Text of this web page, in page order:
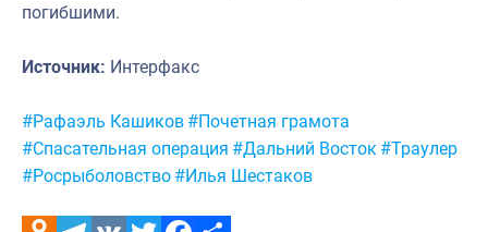
погибшими.
Источник: Интерфакс
Метки:
#Рафаэль Кашиков #Почетная грамота
#Спасательная операция #Дальний Восток #Траулер
#Росрыболовство #Илья Шестаков